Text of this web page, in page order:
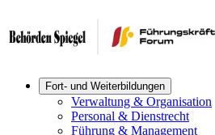
Fort- und Weiterbildungen
Verwaltung & Organisation
Personal & Dienstrecht
Führung & Management